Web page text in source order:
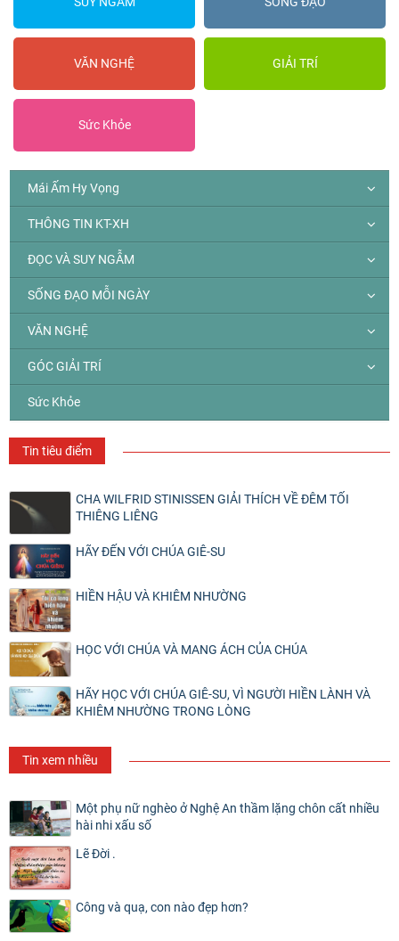
VĂN NGHỆ GIẢI TRÍ
Sức Khỏe
Mái Ấm Hy Vọng
THÔNG TIN KT-XH
ĐỌC VÀ SUY NGẪM
SỐNG ĐẠO MỖI NGÀY
VĂN NGHỆ
GÓC GIẢI TRÍ
Sức Khỏe
Tin tiêu điểm
CHA WILFRID STINISSEN GIẢI THÍCH VỀ ĐÊM TỐI
THIÊNG LIÊNG
HÃY ĐẾN VỚI CHÚA GIÊ-SU
HIỀN HẬU VÀ KHIÊM NHƯỜNG
HỌC VỚI CHÚA VÀ MANG ÁCH CỦA CHÚA
HÃY HỌC VỚI CHÚA GIÊ-SU, VÌ NGƯỜI HIỀN LÀNH VÀ
KHIÊM NHƯỜNG TRONG LÒNG
Tin xem nhiều
Một phụ nữ nghèo ở Nghệ An thầm lặng chôn cất nhiều
hài nhi xấu số
Lẽ Đời .
Công và quạ, con nào đẹp hơn?